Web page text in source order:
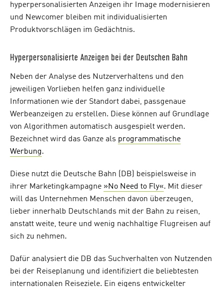
hyperpersonalisierten Anzeigen ihr Image modernisieren
und Newcomer bleiben mit individualisierten
Produktvorschlägen im Gedächtnis.
Hyperpersonalisierte Anzeigen bei der Deutschen Bahn
Neben der Analyse des Nutzerverhaltens und den
jeweiligen Vorlieben helfen ganz individuelle
Informationen wie der Standort dabei, passgenaue
Werbeanzeigen zu erstellen. Diese können auf Grundlage
von Algorithmen automatisch ausgespielt werden.
Bezeichnet wird das Ganze als programmatische
Werbung.
Diese nutzt die Deutsche Bahn (DB) beispielsweise in
ihrer Marketingkampagne »No Need to Fly«. Mit dieser
will das Unternehmen Menschen davon überzeugen,
lieber innerhalb Deutschlands mit der Bahn zu reisen,
anstatt weite, teure und wenig nachhaltige Flugreisen auf
sich zu nehmen.
Dafür analysiert die DB das Suchverhalten von Nutzenden
bei der Reiseplanung und identifiziert die beliebtesten
internationalen Reiseziele. Ein eigens entwickelter